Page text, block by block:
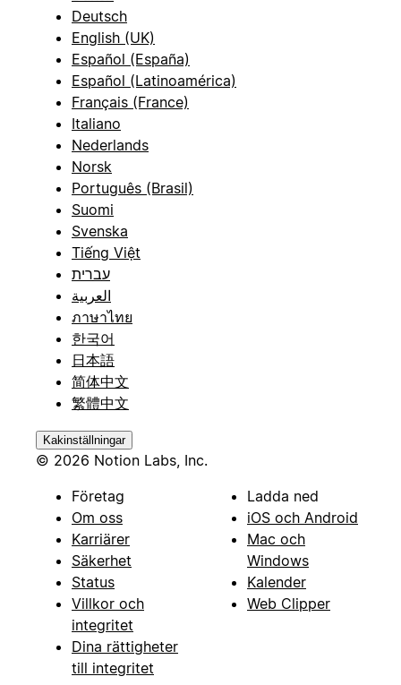
Deutsch
English (UK)
Español (España)
Español (Latinoamérica)
Français (France)
Italiano
Nederlands
Norsk
Português (Brasil)
Suomi
Svenska
Tiếng Việt
עברית
العربية
ภาษาไทย
한국어
日本語
简体中文
繁體中文
Kakinställningar
© 2026 Notion Labs, Inc.
Företag
Om oss
Karriärer
Säkerhet
Status
Villkor och
integritet
Dina rättigheter
till integritet
Ladda ned
iOS och Android
Mac och
Windows
Kalender
Web Clipper